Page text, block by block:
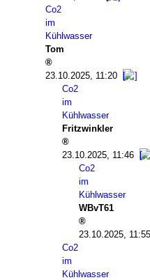
Co2
im
Kühlwasser
Tom
23.10.2025, 11:20
Co2
im
Kühlwasser
Fritzwinkler
23.10.2025, 11:46
Co2
im
Kühlwasser
WBvT61
23.10.2025, 11:55
Co2
im
Kühlwasser